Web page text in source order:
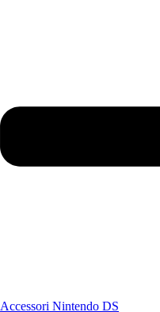
Accessori Nintendo DS